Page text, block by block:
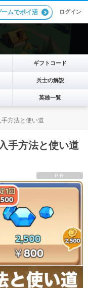
ームでポイ活 ログイン
ギフトコード
兵士の解説
英雄一覧
方法と使い道
手方法と使い道
PR